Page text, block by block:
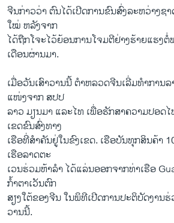
ລາຍງານ
ຕິດຕາມພວກເຮົາ ທີ່
ຈີນ​ກ່າວ​ວ່າ ຕົນ​ໄດ້ເປີດ​ການ​ຂົນ​ສົ່ງ​ລະຫວ່າງ​ຊ
ໃໝ່ ຫລັງ​ຈາກ
ໄດ້​ຖືກໂຈະໄວ້​ຍ້ອນ​ການ​ໂຈມ​ຕີ​ຢ່າງຮ້າຍແຮງ
ເດືອນ​ຜ່ານ​ມາ.
ເມື່ອ​ວັນ​ເສົາ​ວານ​ນີ້ ຕໍາຫລວດ​ຈີນເລີ່ມທໍາການ​
ແໜ່​ງຈາກ ສປປ
ລາວ ມຽນມາ ​ແລ​ະ​ໄທ ​ເພື່ອ​ຮັກສາ​ຄວາມ​ປອດ​
ເຂດ​ຂົນສົ່ງ​ທາງ​
ເຮືອ​ທີ່​ສໍາຄັນຢູ່​ໃນ​ຂົງ​ເຂດ. ເຮືອ​ບັນທຸກ​ສິນຄ້າ
ເຮືອ​ລາດຕະ
ເວນ​ຮ່ວມ​ຫ້າ​ລໍາ ໄດ້ແລ່ນ​ອອກ​ຈາກ​ທ່າ​ເຮືອ
ກໍ້າ​ຕາ​ເວັນ​ຕົກ​
ສຽງ​ໃຕ້​ຂອງ​ຈີນ ​ໃນ​ພິທີ​ເປີດການປະຕິບັດງານ
ວານ​ນີ້.